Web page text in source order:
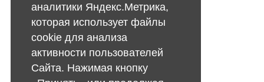
аналитики Яндекс.Метрика,
которая использует файлы
cookie для анализа
активности пользователей
Сайта. Нажимая кнопку